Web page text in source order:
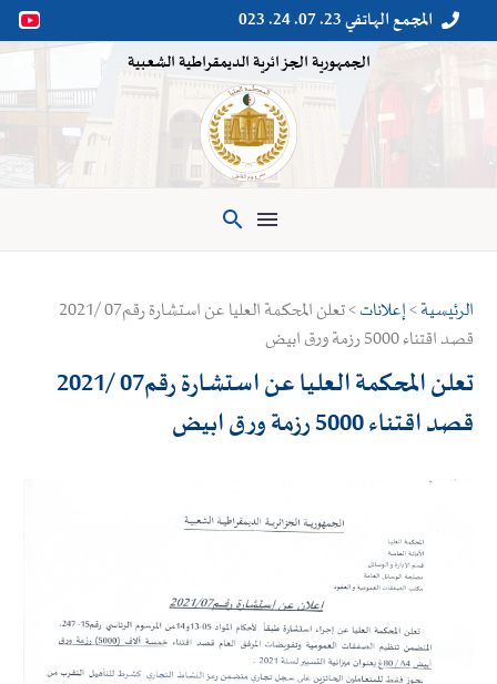

 المجمع الهاتفي 23. 07. 24. 023
الجمهورية الجزائرية الديمقراطية الشعبية

الرئيسية>إعلانات
> تعلن المحكمة العليا عن استشارة رقم07 /2021
قصد اقتناء 5000 رزمة ورق ابيض
تعلن المحكمة العليا عن استشارة رقم07 /2021
قصد اقتناء 5000 رزمة ورق ابيض